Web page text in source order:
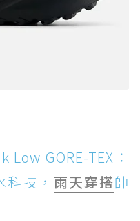
GORE-TEX：
技， 雨天穿搭帥